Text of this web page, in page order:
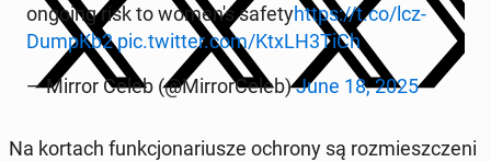
ongoing risk to women's safetyhttps://t.co/lcz­
DumpKb2 pic.twitter.com/KtxLH3TiCh
— Mirror Celeb (@Mir­ror­Ce­leb)June 18, 2025
Na kortach funk­cjo­na­riu­sze ochrony są roz­miesz­cze­ni